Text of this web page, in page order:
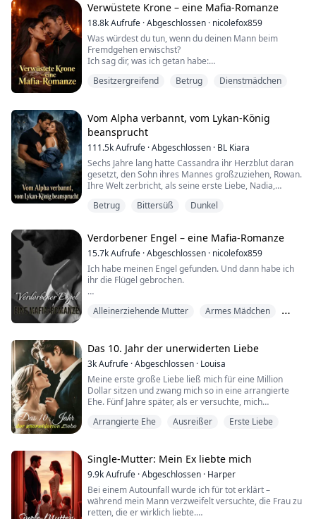
Caroline, kühn und ungestüm, ist oft neidisch auf die
Ehre ihrer Schwester.
In der Nacht der Markierungszeremonie, überwältigt
von Lust und betrun...
Verwüstete Krone – eine Mafia-Romanze
18.8kAufrufe ·Abgeschlossen · nicolefox859
Was würdest du tun, wenn du deinen Mann beim
Fremdgehen erwischst?
Ich sag dir, was ich getan habe:
den Kleidern am Leib.
obdachlos.
Aber dann, als ich in einem schicken Restaurant als
Aushilfe kellnere, stolpere ich – und lande auf dem
Schoß eines umwerfend gutaussehenden Fremden.
...
Besitzergreifend Betrug Dienstmädchen
Vom Alpha verbannt, vom Lykan-König
beansprucht
111.5kAufrufe ·Abgeschlossen · BL Kiara
Sechs Jahre lang hatte Cassandra ihr Herzblut daran
gesetzt, den Sohn ihres Mannes großzuziehen, Rowan.
Ihre Welt zerbricht, als seine erste Liebe, Nadia,
leibliche Mutter ist.
mit gnadenloser Härte.
Um ihren Luna-Titel gebracht, wird sie ...
Betrug Bittersüß Dunkel
Verdorbener Engel – eine Mafia-Romanze
15.7kAufrufe ·Abgeschlossen · nicolefox859
Ich habe meinen Engel gefunden. Und dann habe ich
ihr die Flügel gebrochen.
dürfen.
Sie glaubt, sie sei hart. Sie glaubt, sie könne mich
aushalten.
Aber sie weiß nicht, wie tief meine Dunkelheit reicht.
Es war das Beste, dass ich sie für eine Nac...
Alleinerziehende Mutter
Armes Mädchen
Das 10. Jahr der unerwiderten Liebe
3kAufrufe ·Abgeschlossen · Louisa
Meine erste große Liebe ließ mich für eine Million
Dollar sitzen und zwang mich so in eine arrangierte
Ehe. Fünf Jahre später, als er versuchte, mich
Arrangierte Ehe Ausreißer Erste Liebe
Single-Mutter: Mein Ex liebte mich
9.9kAufrufe ·Abgeschlossen · Harper
Bei einem Autounfall wurde ich für tot erklärt –
während mein Mann verzweifelt versuchte, die Frau zu
retten, die er wirklich liebte.